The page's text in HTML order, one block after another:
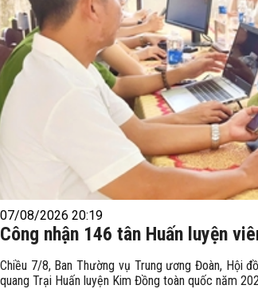
07/08/2026 20:19
Công nhận 146 tân Huấn luyện
Chiều 7/8, Ban Thường vụ Trung ương Đoàn, Hội
quang Trại Huấn luyện Kim Đồng toàn quốc năm